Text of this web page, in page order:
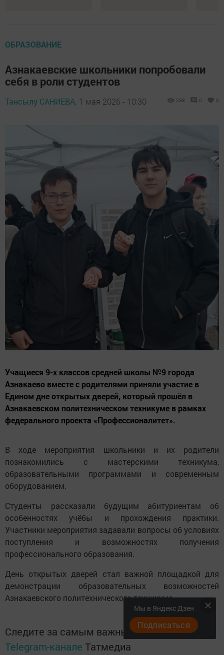
ОБРАЗОВАНИЕ
Азнакаевские школьники попробовали
себя в роли студентов
Тансылу САНИЕВА, 1 мая 2026 - 10:30 238 0 0
Учащиеся 9-х классов средней школы №9 города
Азнакаево вместе с родителями приняли участие в
Едином дне открытых дверей, который прошёл в
Азнакаевском политехническом техникуме в рамках
федерального проекта «Профессионалитет».
В ходе мероприятия школьники и их родители
познакомились с мастерскими техникума,
образовательными программами и современным
оборудованием.
Студенты рассказали будущим абитуриентам об
особенностях учёбы и прохождения практики.
Участники мероприятия задавали вопросы об условиях
поступления и возможностях получения
профессионального образования.
День открытых дверей стал важной площадкой для
демонстрации образовательных возможностей
Азнакаевского политехнического техникума.
Следите за самым важным и интересным в
Telegram-канале Татмедиа
Мы в Яндекс Дзен
Подписаться